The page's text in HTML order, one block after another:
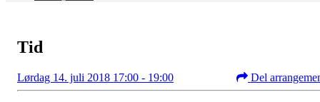
Tid
Lørdag 14. juli 2018 17:00 - 19:00 Del